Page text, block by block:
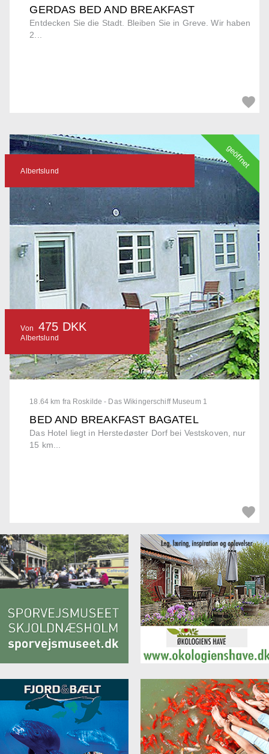
GERDAS BED AND BREAKFAST
Entdecken Sie die Stadt. Bleiben Sie in Greve. Wir haben
2...
18.64 km fra Roskilde - Das Wikingerschiff Museum 1
BED AND BREAKFAST BAGATEL
Das Hotel liegt in Herstedøster Dorf bei Vestskoven, nur
15 km...
Albertslund
Von 475 DKK
Albertslund
geöffnet